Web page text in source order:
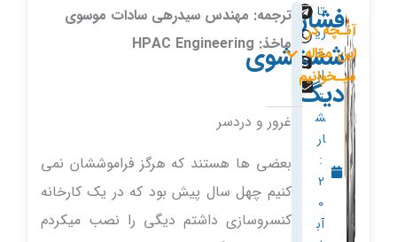
فشار
شستشوی
دیگ
تا
ری
خ
ان
ت
ش
ار
:
2
0
آب
آنـچه در
این مقاله
میـخوانیم
ترجمه: مهندس سیدرهی سادات موسوی
ماخذ: HPAC Engineering
غرور و دردسر
بعضی ها هستند که هرگز فراموششان نمی
کنیم چهل سال پیش بود که در یک کارخانه
کنسروسازی داشتم دیگی را نصب میکردم